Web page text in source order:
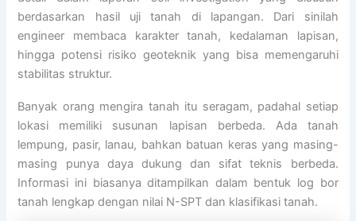
berdasarkan hasil uji tanah di lapangan. Dari sinilah
engineer membaca karakter tanah, kedalaman lapisan,
hingga potensi risiko geoteknik yang bisa memengaruhi
stabilitas struktur.
Banyak orang mengira tanah itu seragam, padahal setiap
lokasi memiliki susunan lapisan berbeda. Ada tanah
lempung, pasir, lanau, bahkan batuan keras yang masing-
masing punya daya dukung dan sifat teknis berbeda.
Informasi ini biasanya ditampilkan dalam bentuk log bor
tanah lengkap dengan nilai N-SPT dan klasifikasi tanah.